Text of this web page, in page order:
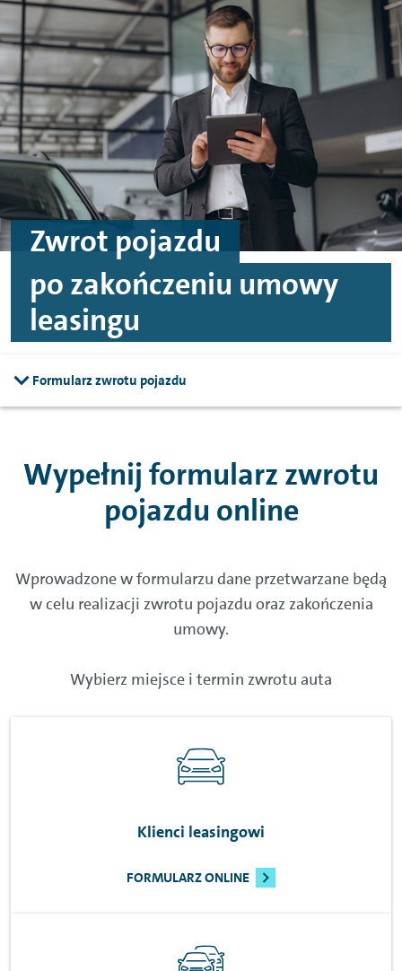
Przejdź do treści
Przejdź do stopki
Zwrot pojazdu
po zakończeniu umowy
leasingu
Formularz zwrotu pojazdu
Wypełnij formularz zwrotu
pojazdu online
Wprowadzone w formularzu dane przetwarzane będą
w celu realizacji zwrotu pojazdu oraz zakończenia
umowy.
Wybierz miejsce i termin zwrotu auta
Klienci leasingowi
FORMULARZ ONLINE